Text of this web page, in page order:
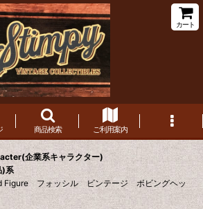
カート
商品検索 ご利用案内
企業系キャラクター)
)系
Figure フォッシル ビンテージ ボビングヘッ